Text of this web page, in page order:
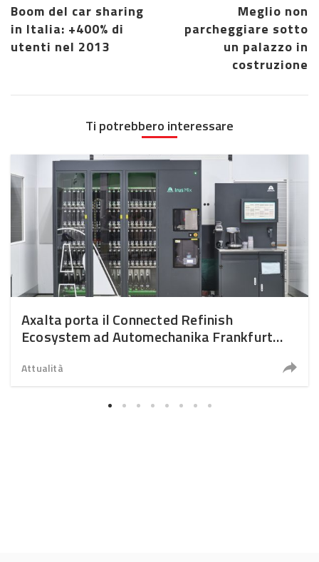
Boom del car sharing
in Italia: +400% di
utenti nel 2013
Meglio non
parcheggiare sotto
un palazzo in
costruzione
Ti potrebbero interessare
Axalta porta il Connected Refinish
Ecosystem ad Automechanika Frankfurt
Attualità